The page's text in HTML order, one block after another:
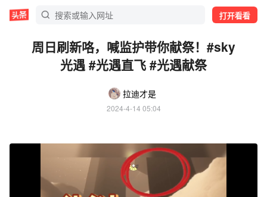
打开看看
周日刷新咯，喊监护带你献祭！#sky
光遇 #光遇直飞 #光遇献祭
拉迪才是
2024-4-14 05:04